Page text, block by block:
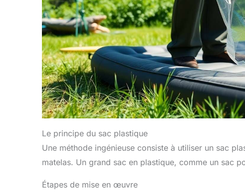
Le principe du sac plastique
Une méthode ingénieuse consiste à utiliser un sac
matelas. Un grand sac en plastique, comme un sac
Étapes de mise en œuvre